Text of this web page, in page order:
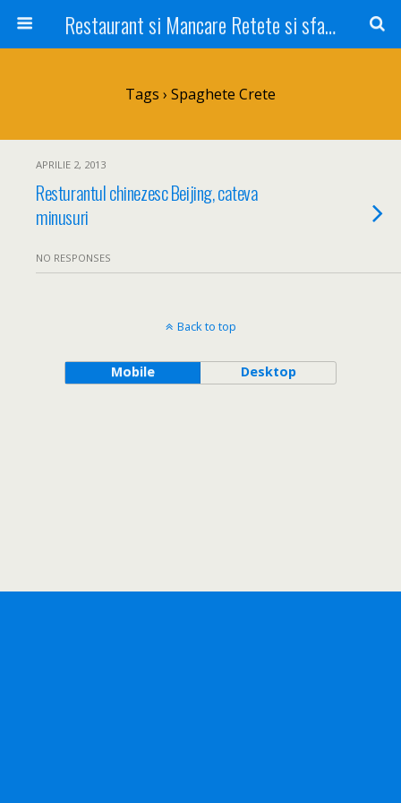
Restaurant si Mancare Retete si sfaturi Picant bun si rapid
Tags › Spaghete Crete
APRILIE 2, 2013
Resturantul chinezesc Beijing, cateva
minusuri
NO RESPONSES
Back to top
Mobile Desktop